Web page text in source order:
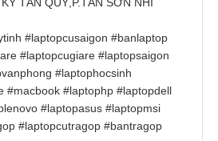
TÂN QUÝ,P.TÂN SƠN NHÌ
#laptopcusaigon #banlaptop
#laptopcugiare #laptopsaigon
#laptophocsinh
#macbook #laptophp #laptopdell
#laptopasus #laptopmsi
#laptopcutragop #bantragop